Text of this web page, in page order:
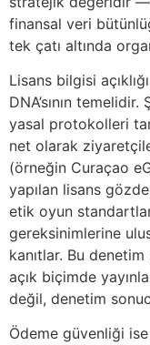
finansal veri
tek çatı altında
Lisans bilgisi
DNA’sının
yasal protokolleri
net olarak
(örneğin Curaçao
yapılan lisans
etik oyun
gereksinimlerine
kanıtlar. Bu
açık biçimde
değil, denetim
Ödeme güvenliği